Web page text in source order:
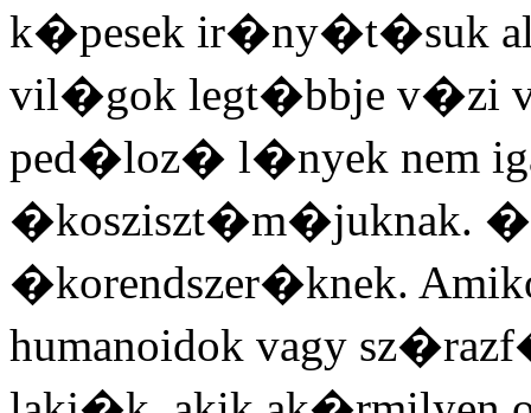
k�pesek ir�ny�t�suk
vil�gok legt�bbje
ped�loz� l�nyek nem
�kosziszt�m�juknak.
�korendszer�knek.
humanoidok vagy